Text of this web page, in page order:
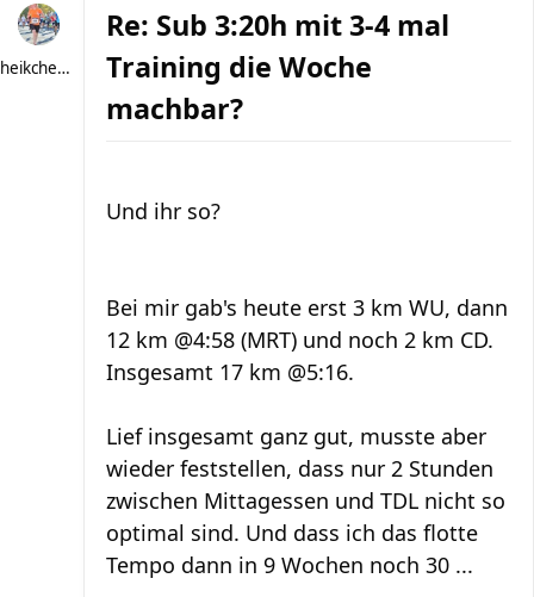
heikchen007
Re: Sub 3:20h mit 3-4 mal
Training die Woche
machbar?
Und ihr so?
Bei mir gab's heute erst 3 km WU, dann
12 km @4:58 (MRT) und noch 2 km CD.
Insgesamt 17 km @5:16.
Lief insgesamt ganz gut, musste aber
wieder feststellen, dass nur 2 Stunden
zwischen Mittagessen und TDL nicht so
optimal sind. Und dass ich das flotte
Tempo dann in 9 Wochen noch 30 ...